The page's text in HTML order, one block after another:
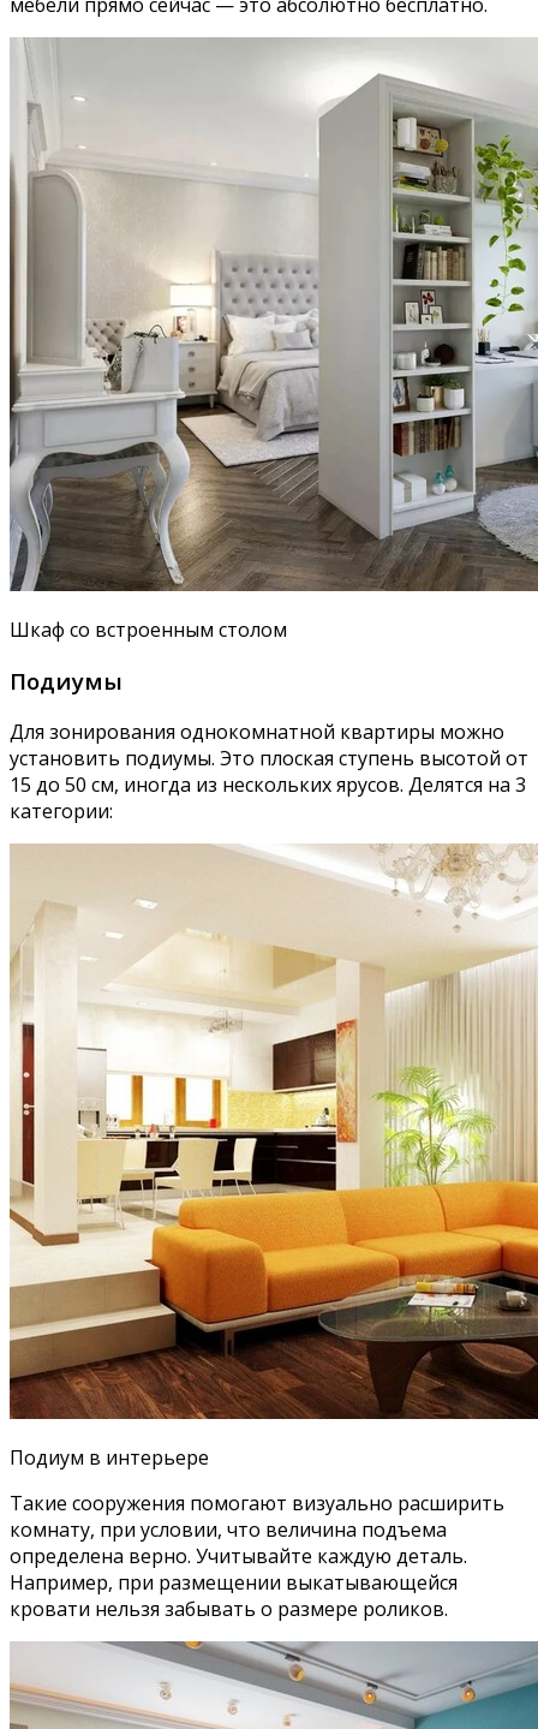
Шкаф со встроенным столом
Подиумы
Для зонирования однокомнатной квартиры можно
установить подиумы. Это плоская ступень высотой от
15 до 50 см, иногда из нескольких ярусов. Делятся на 3
категории:
Подиум в интерьере
Такие сооружения помогают визуально расширить
комнату, при условии, что величина подъема
определена верно. Учитывайте каждую деталь.
Например, при размещении выкатывающейся
кровати нельзя забывать о размере роликов.